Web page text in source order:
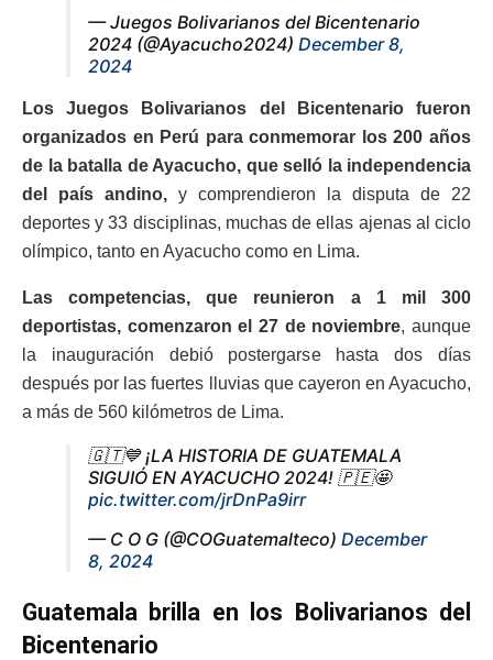
— Juegos Bolivarianos del Bicentenario
2024 (@Ayacucho2024) December 8,
2024
Los Juegos Bolivarianos del Bicentenario fueron
organizados en Perú para conmemorar los 200 años
de la batalla de Ayacucho, que selló la independencia
del país andino, y comprendieron la disputa de 22
deportes y 33 disciplinas, muchas de ellas ajenas al ciclo
olímpico, tanto en Ayacucho como en Lima.
Las competencias, que reunieron a 1 mil 300
deportistas, comenzaron el 27 de noviembre, aunque
la inauguración debió postergarse hasta dos días
después por las fuertes lluvias que cayeron en Ayacucho,
a más de 560 kilómetros de Lima.
🇬🇹💙 ¡LA HISTORIA DE GUATEMALA
SIGUIÓ EN AYACUCHO 2024! 🇵🇪🤩
pic.twitter.com/jrDnPa9irr
— C O G (@COGuatemalteco) December
8, 2024
Guatemala brilla en los Bolivarianos del
Bicentenario